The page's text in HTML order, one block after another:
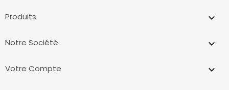
Produits 
Notre Société 
Votre Compte 